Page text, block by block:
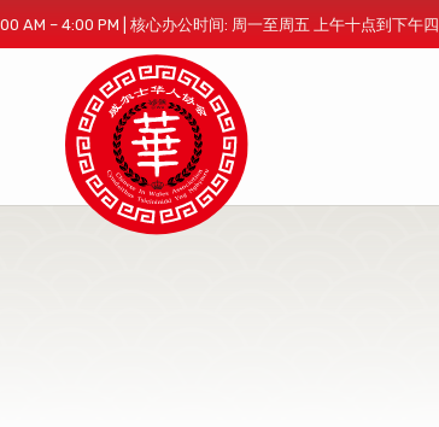
AM – 4:00 PM | 核心办公时间: 周一至周五 上午十点到下午